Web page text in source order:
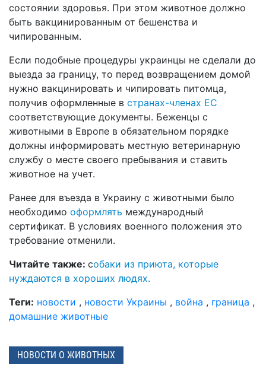
состоянии здоровья. При этом животное должно
быть вакцинированным от бешенства и
чипированным.
Если подобные процедуры украинцы не сделали до
выезда за границу, то перед возвращением домой
нужно вакцинировать и чипировать питомца,
получив оформленные в странах-членах ЕС
соответствующие документы. Беженцы с
животными в Европе в обязательном порядке
должны информировать местную ветеринарную
службу о месте своего пребывания и ставить
животное на учет.
Ранее для въезда в Украину с животными было
необходимо оформлять международный
сертификат. В условиях военного положения это
требование отменили.
Читайте также: собаки из приюта, которые
нуждаются в хороших людях.
Теги: новости , новости Украины , война , граница ,
домашние животные
НОВОСТИ О ЖИВОТНЫХ